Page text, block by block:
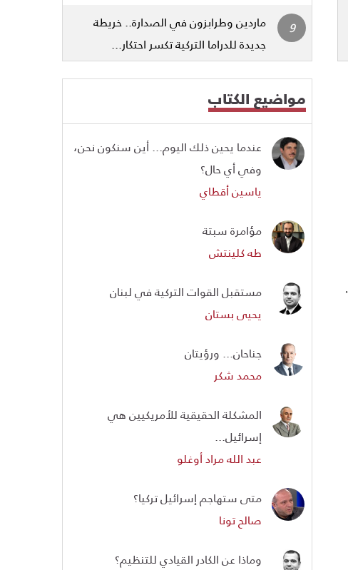
ماردين وطرابزون في الصدارة.. خريطة
جديدة للدراما التركية تكسر احتكار...
مواضيع الكتاب
عندما يحين ذلك اليوم... أين سنكون نحن،
وفي أي حال؟
ياسين أقطاي
مؤامرة سبتة
طه كلينتش
مستقبل القوات التركية في لبنان
يحيى بستان
جناحان... ورؤيتان
محمد شكر
المشكلة الحقيقية للأمريكيين هي
إسرائيل...
عبد الله مراد أوغلو
متى ستهاجم إسرائيل تركيا؟
صالح تونا
وماذا عن الكادر القيادي للتنظيم؟